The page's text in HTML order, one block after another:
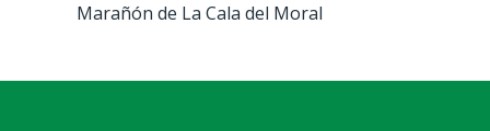
Marañón de La Cala del Moral